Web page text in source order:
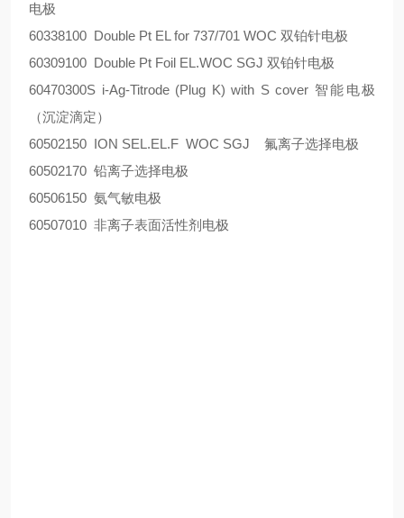
电极
60338100 Double Pt EL for 737/701 WOC 双铂针电极
60309100 Double Pt Foil EL.WOC SGJ 双铂针电极
60470300S i-Ag-Titrode (Plug K) with S cover 智能电极
（沉淀滴定）
60502150 ION SEL.EL.F WOC SGJ 氟离子选择电极
60502170 铅离子选择电极
60506150 氨气敏电极
60507010 非离子表面活性剂电极